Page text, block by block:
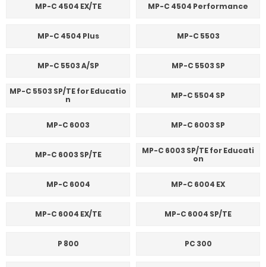
MP-C 4504 EX/TE MP-C 4504 Performance
MP-C 4504 Plus MP-C 5503
MP-C 5503 A/SP MP-C 5503 SP
MP-C 5503 SP/TE for Educatio
n
MP-C 5504 SP
MP-C 6003 MP-C 6003 SP
MP-C 6003 SP/TE
MP-C 6003 SP/TE for Educati
on
MP-C 6004 MP-C 6004 EX
MP-C 6004 EX/TE MP-C 6004 SP/TE
P 800 PC 300